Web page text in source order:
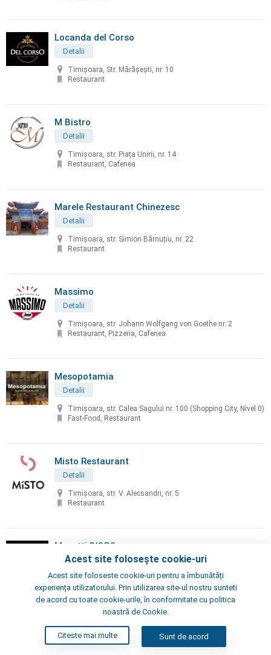
Locanda del Corso
Detalii
Timișoara, Str. Mărășești, nr. 10
Restaurant
M Bistro
Detalii
Timișoara, str. Piața Unirii, nr. 14
Restaurant, Cafenea
Marele Restaurant Chinezesc
Detalii
Timișoara, str. Simion Bărnuțiu, nr. 22
Restaurant
Massimo
Detalii
Timișoara, str. Johann Wolfgang von Goethe nr. 2
Restaurant, Pizzeria, Cafenea
Mesopotamia
Detalii
Timișoara, str. Calea Sagului nr. 100 (Shopping City, Nivel 0)
Fast-Food, Restaurant
Misto Restaurant
Detalii
Timișoara, str. V. Alecsandri, nr. 5
Restaurant
Musetti D'ORO
Detalii
Timișoara, str.Eugeniu de Savoya, nr. 7
Cafenea, Restaurant, Pub
Neața Omelette Bistro
Detalii
Acest site folosește cookie-uri
Acest site foloseste cookie-uri pentru a îmbunătăți
experiența utilizatorului. Prin utilizarea site-ul nostru sunteti
de acord cu toate cookie-urile, în conformitate cu politica
noastră de Cookie.
Citeste mai multe Sunt de acord